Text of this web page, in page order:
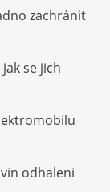
zachránit
se jich
odhaleni